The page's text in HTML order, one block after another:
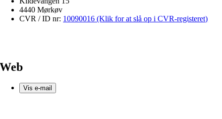
4440 Mørkøv
CVR / ID nr: 10090016 (Klik for at slå op i CVR-registeret)
Web
Vis e-mail